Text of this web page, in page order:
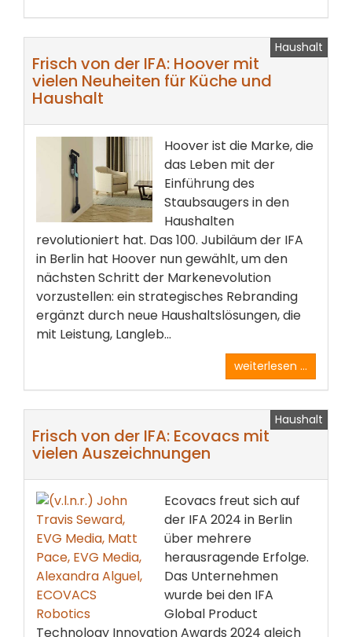
Haushalt
Frisch von der IFA: Hoover mit
vielen Neuheiten für Küche und
Haushalt
Hoover ist die Marke, die
das Leben mit der
Einführung des
Staubsaugers in den
Haushalten
revolutioniert hat. Das 100. Jubiläum der IFA
in Berlin hat Hoover nun gewählt, um den
nächsten Schritt der Markenevolution
vorzustellen: ein strategisches Rebranding
ergänzt durch neue Haushaltslösungen, die
mit Leistung, Langleb...
weiterlesen ...
Haushalt
Frisch von der IFA: Ecovacs mit
vielen Auszeichnungen
Ecovacs freut sich auf
der IFA 2024 in Berlin
über mehrere
herausragende Erfolge.
Das Unternehmen
wurde bei den IFA
Global Product
Technology Innovation Awards 2024 gleich